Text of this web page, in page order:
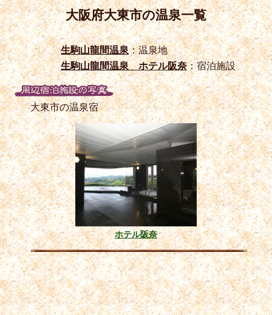
大阪府大東市の温泉一覧
生駒山龍間温泉：温泉地
生駒山龍間温泉 ホテル阪奈：宿泊施設
大東市の温泉宿
ホテル阪奈